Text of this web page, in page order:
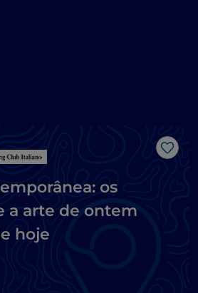
os
a arte de ontem
hoje